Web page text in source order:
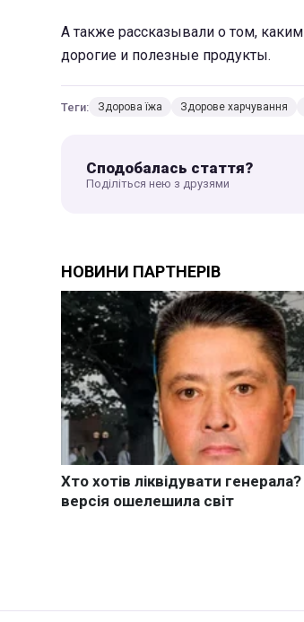
А также рассказывали о том,
дорогие и полезные продукты.
Теги: Здорова їжа Здорове харчування
Сподобалась стаття?
Поділіться нею з друзями